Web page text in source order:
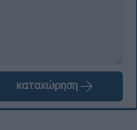
καταχώρηση